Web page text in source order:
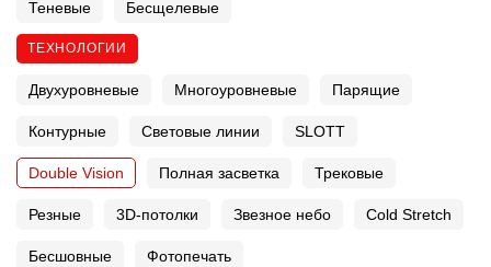
Теневые Бесщелевые
ТЕХНОЛОГИИ
Двухуровневые Многоуровневые Парящие
Контурные Световые линии SLOTT
Double Vision Полная засветка Трековые
Резные 3D-потолки Звезное небо Cold Stretch
Бесшовные Фотопечать